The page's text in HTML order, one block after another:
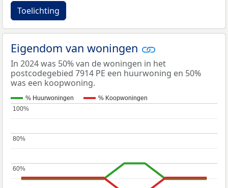
Toelichting
Eigendom van woningen
In 2024 was 50% van de woningen in het
postcodegebied 7914 PE een huurwoning en 50%
was een koopwoning.
% Huurwoningen % Koopwoningen
60%
60%
80%
80%
100%
100%